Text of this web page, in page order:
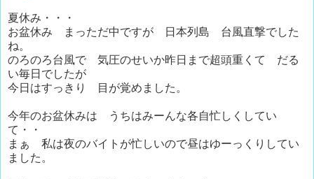
夏休み・・・
お盆休み まっただ中ですが 日本列島 台風直撃でした
ね。
のろのろ台風で 気圧のせいか昨日まで超頭重くて だる
い毎日でしたが
今日はすっきり 目が覚めました。
今年のお盆休みは うちはみーんな各自忙しくしてい
て・・
まぁ 私は夜のバイトが忙しいので昼はゆーっくりしてい
ました。